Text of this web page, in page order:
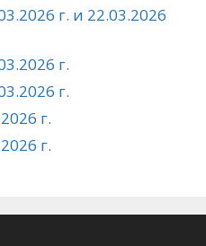
г. и 22.03.2026
г.
г.
г.
г.